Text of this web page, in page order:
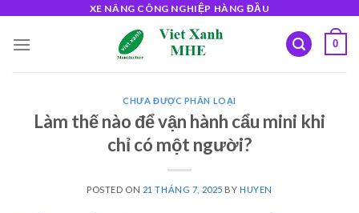
content
XE NÂNG CÔNG NGHIỆP HÀNG ĐẦU
0
CHƯA ĐƯỢC PHÂN LOẠI
Làm thế nào để vận hành cẩu mini khi
chỉ có một người?
POSTED ON 21 THÁNG 7, 2025 BY HUYEN